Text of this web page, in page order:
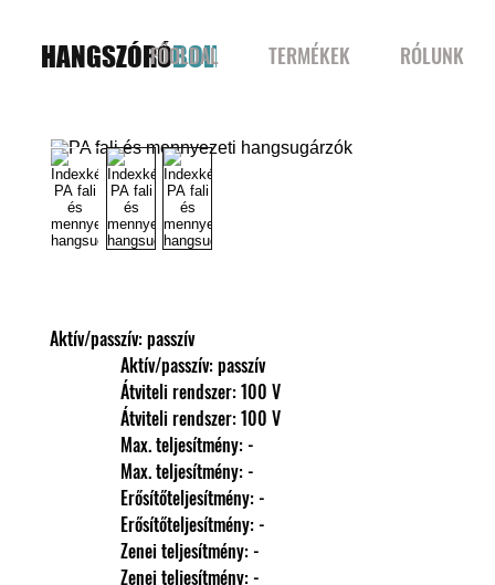
HANGSZÓRÓBOLT
FŐOLDAL TERMÉKEK RÓLUNK
Aktív/passzív: passzív
                Aktív/passzív: passzív
                Átviteli rendszer: 100 V
                Átviteli rendszer: 100 V
                Max. teljesítmény: -
                Max. teljesítmény: -
                Erősítőteljesítmény: -
                Erősítőteljesítmény: -
                Zenei teljesítmény: -
                Zenei teljesítmény: -